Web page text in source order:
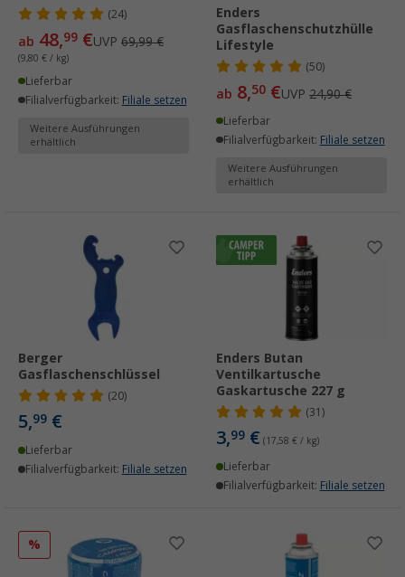
(24)
ab 48,99 €UVP 69,99 €
(9,80 € / kg)
Lieferbar
Filialverfügbarkeit: Filiale setzen
Weitere Ausführungen
erhältlich
Enders
Gasflaschenschutzhülle
Lifestyle
(50)
ab 8,50 €UVP 24,90 €
Lieferbar
Filialverfügbarkeit: Filiale setzen
Weitere Ausführungen
erhältlich
Berger
Gasflaschenschlüssel
(20)
5,99 €
Lieferbar
Filialverfügbarkeit: Filiale setzen
Enders Butan
Ventilkartusche
Gaskartusche 227 g
(31)
3,99 € (17,58 € / kg)
Lieferbar
Filialverfügbarkeit: Filiale setzen
%